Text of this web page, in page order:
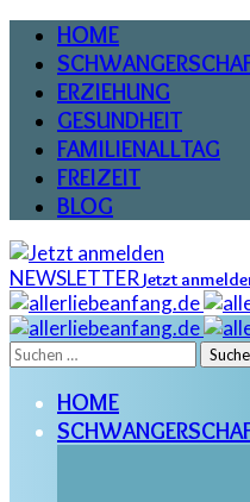
HOME
ERZIEHUNG
GESUNDHEIT
FAMILIENALLTAG
FREIZEIT
BLOG
NEWSLETTER Jetzt
Suchen
HOME